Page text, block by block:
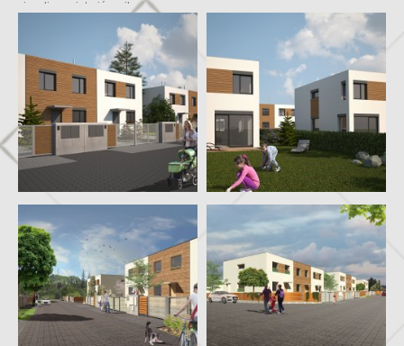
vizualizace interiéru vily